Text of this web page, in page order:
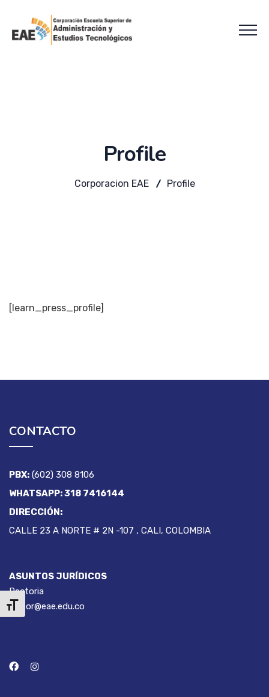
Alternar tamaño de letra
Profile
Corporacion EAE Profile
[learn_press_profile]
CONTACTO
PBX: (602) 308 8106
WHATSAPP: 318 7416144
DIRECCIÓN:
CALLE 23 A NORTE # 2N -107 , CALI, COLOMBIA
ASUNTOS JURÍDICOS
Rectoria
rector@eae.edu.co